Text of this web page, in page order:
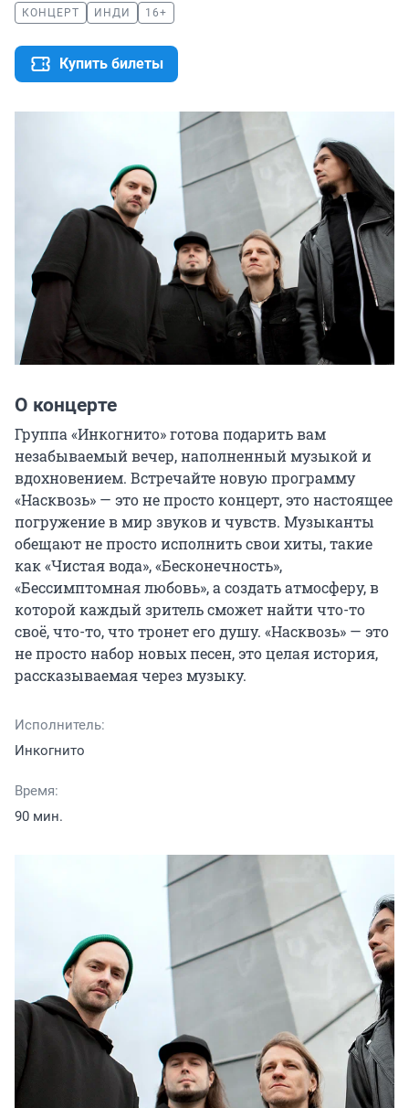
КОНЦЕРТ ИНДИ 16+
Купить билеты
О концерте
Группа «Инкогнито» готова подарить вам
незабываемый вечер, наполненный музыкой и
вдохновением. Встречайте новую программу
«Насквозь» — это не просто концерт, это настоящее
погружение в мир звуков и чувств. Музыканты
обещают не просто исполнить свои хиты, такие
как «Чистая вода», «Бесконечность»,
«Бессимптомная любовь», а создать атмосферу, в
которой каждый зритель сможет найти что-то
своё, что-то, что тронет его душу. «Насквозь» — это
не просто набор новых песен, это целая история,
рассказываемая через музыку.
Исполнитель:
Инкогнито
Время:
90 мин.